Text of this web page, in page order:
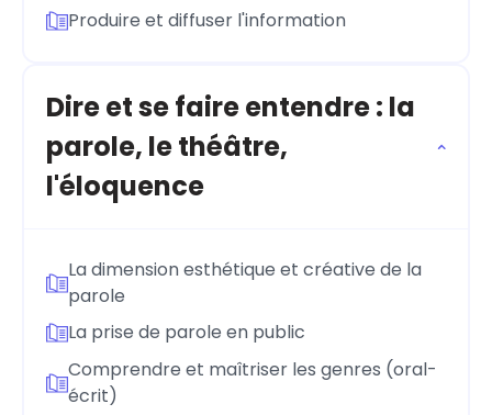
Produire et diffuser l'information
Dire et se faire entendre : la
parole, le théâtre,
l'éloquence
La dimension esthétique et créative de la
parole
La prise de parole en public
Comprendre et maîtriser les genres (oral-
écrit)